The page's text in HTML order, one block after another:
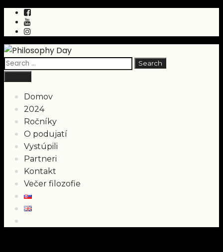
Skip
content
Search
for:
Search
Domov
2024
Ročníky
O podujatí
Vystúpili
Partneri
Kontakt
Večer filozofie